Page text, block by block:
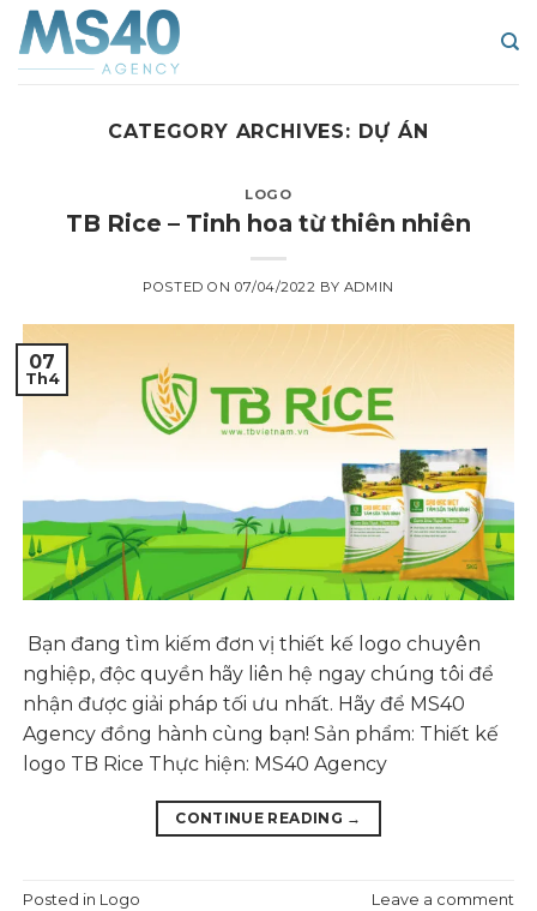
Skip
content
CATEGORY ARCHIVES: DỰ ÁN
LOGO
TB Rice – Tinh hoa từ thiên nhiên
POSTED ON 07/04/2022 BY ADMIN
07
Th4
Bạn đang tìm kiếm đơn vị thiết kế logo chuyên
nghiệp, độc quyền hãy liên hệ ngay chúng tôi để
nhận được giải pháp tối ưu nhất. Hãy để MS40
Agency đồng hành cùng bạn! Sản phẩm: Thiết kế
logo TB Rice Thực hiện: MS40 Agency
CONTINUE READING →
Posted in Logo Leave a comment